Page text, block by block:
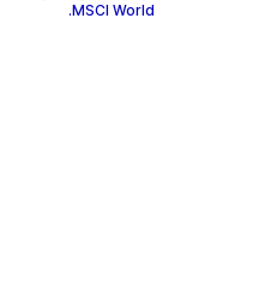
MSCI World.